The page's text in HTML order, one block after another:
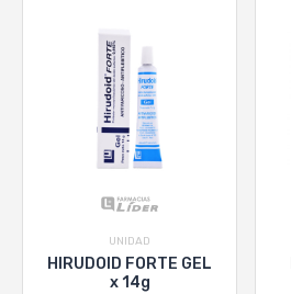
UNIDAD
HIRUDOID FORTE GEL
x 14g